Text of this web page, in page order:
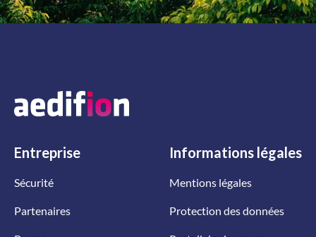
Entreprise
Sécurité
Partenaires
Informations légales
Mentions légales
Protection des données